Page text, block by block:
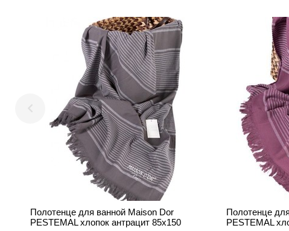
Полотенце для ванной Maison Dor
PESTEMAL хлопок антрацит 85х150
Полотенце
PESTEMAL